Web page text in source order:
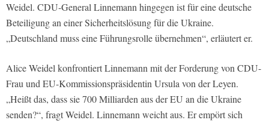
Weidel. CDU-General Linnemann hingegen ist für eine deutsche
Beteiligung an einer Sicherheitslösung für die Ukraine.
„Deutschland muss eine Führungsrolle übernehmen“, erläutert er.
Alice Weidel konfrontiert Linnemann mit der Forderung von CDU-
Frau und EU-Kommissionspräsidentin Ursula von der Leyen.
„Heißt das, dass sie 700 Milliarden aus der EU an die Ukraine
senden?“, fragt Weidel. Linnemann weicht aus. Er empört sich